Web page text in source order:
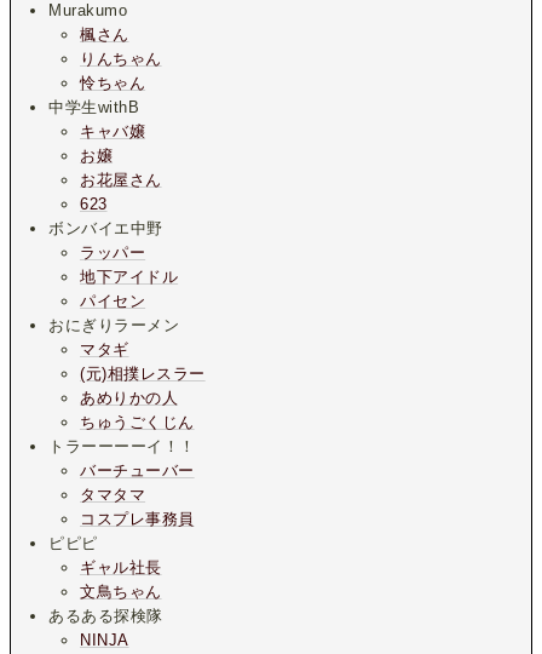
Murakumo
楓さん
りんちゃん
怜ちゃん
中学生withB
キャバ嬢
お嬢
お花屋さん
623
ボンバイエ中野
ラッパー
地下アイドル
パイセン
おにぎりラーメン
マタギ
(元)相撲レスラー
あめりかの人
ちゅうごくじん
トラーーーーイ！！
バーチューバー
タマタマ
コスプレ事務員
ピピピ
ギャル社長
文鳥ちゃん
あるある探検隊
NINJA